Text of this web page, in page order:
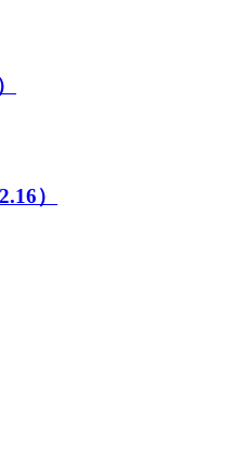
）